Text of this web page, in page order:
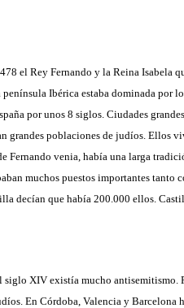
el Rey Fernando y la Reina Isabela
península Ibérica estaba dominada por
por unos 8 siglos. Ciudades
grandes poblaciones de judíos. Ellos
Fernando venia, había una larga
muchos puestos importantes
decían que había 200.000 ellos.
siglo XIV existía mucho antisemitismo.
En Córdoba, Valencia y Barcelona